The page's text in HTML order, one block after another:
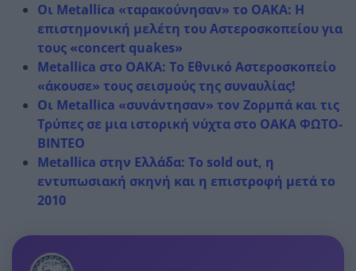
Οι Metallica «ταρακούνησαν» το ΟΑΚΑ: Η
επιστημονική μελέτη του Αστεροσκοπείου για
τους «concert quakes»
Metallica στο ΟΑΚΑ: Το Εθνικό Αστεροσκοπείο
«άκουσε» τους σεισμούς της συναυλίας!
Οι Metallica «συνάντησαν» τον Ζορμπά και τις
Τρύπες σε μια ιστορική νύχτα στο ΟΑΚΑ ΦΩΤΟ-
ΒΙΝΤΕΟ
Metallica στην Ελλάδα: Το sold out, η
εντυπωσιακή σκηνή και η επιστροφή μετά το
2010